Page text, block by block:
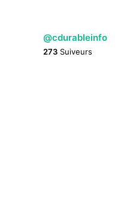
@cdurableinfo
273 Suiveurs